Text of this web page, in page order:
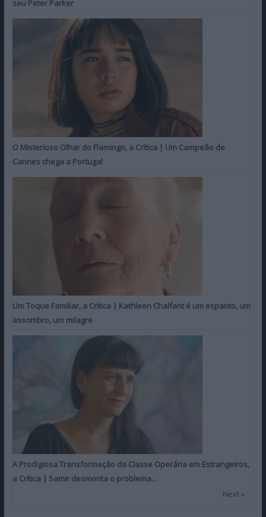
seu Peter Parker
O Misterioso Olhar do Flamingo, a Crítica | Um Campeão de
Cannes chega a Portugal
Um Toque Familiar, a Crítica | Kathleen Chalfant é um espanto, um
assombro, um milagre
A Prodigiosa Transformação da Classe Operária em Estrangeiros,
a Crítica | Samir desmonta o problema…
Next »